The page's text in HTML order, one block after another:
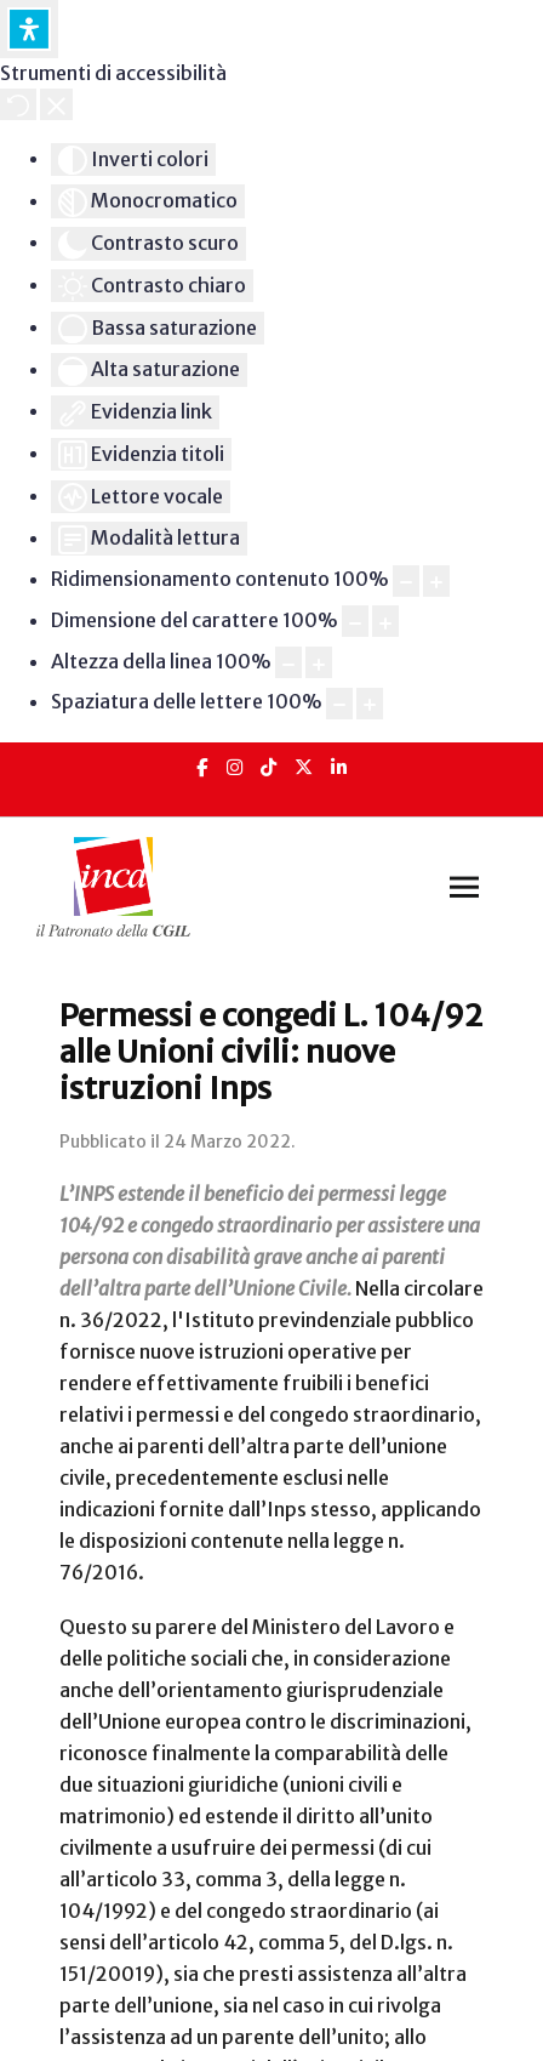
Strumenti di accessibilità
Inverti colori
Monocromatico
Contrasto scuro
Contrasto chiaro
Bassa saturazione
Alta saturazione
Evidenzia link
Evidenzia titoli
Lettore vocale
Modalità lettura
Ridimensionamento contenuto 100%
Dimensione del carattere 100%
Altezza della linea 100%
Spaziatura delle lettere 100%
Permessi e congedi L. 104/92
alle Unioni civili: nuove
istruzioni Inps
Pubblicato il 24 Marzo 2022.
L’INPS estende il beneficio dei permessi legge
104/92 e congedo straordinario per assistere una
persona con disabilità grave anche ai parenti
dell’altra parte dell’Unione Civile. Nella circolare
n. 36/2022, l'Istituto previndenziale pubblico
fornisce nuove istruzioni operative per
rendere effettivamente fruibili i benefici
relativi i permessi e del congedo straordinario,
anche ai parenti dell’altra parte dell’unione
civile, precedentemente esclusi nelle
indicazioni fornite dall’Inps stesso, applicando
le disposizioni contenute nella legge n.
76/2016.
Questo su parere del Ministero del Lavoro e
delle politiche sociali che, in considerazione
anche dell’orientamento giurisprudenziale
dell’Unione europea contro le discriminazioni,
riconosce finalmente la comparabilità delle
due situazioni giuridiche (unioni civili e
matrimonio) ed estende il diritto all’unito
civilmente a usufruire dei permessi (di cui
all’articolo 33, comma 3, della legge n.
104/1992) e del congedo straordinario (ai
sensi dell’articolo 42, comma 5, del D.lgs. n.
151/20019), sia che presti assistenza all’altra
parte dell’unione, sia nel caso in cui rivolga
l’assistenza ad un parente dell’unito; allo